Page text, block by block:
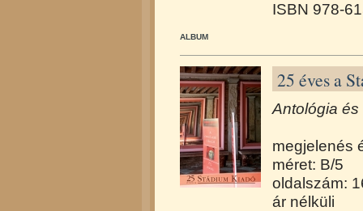
ISBN 978-
ALBUM
25 éves a
Antológia
megjelenés
méret: B/5
oldalszám:
ár nélküli